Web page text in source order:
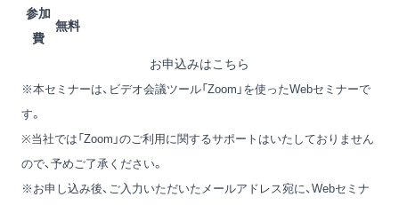
参加
費
無料
お申込みはこちら
※本セミナーは、ビデオ会議ツール「Zoom」を使ったWebセミナーで
す。
※当社では「Zoom」のご利用に関するサポートはいたしておりません
ので、予めご了承ください。
※お申し込み後、ご入力いただいたメールアドレス宛に、Webセミナ